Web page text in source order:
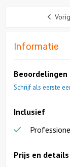
Informatie
Beoordelingen
Schrijf als eerste
Prijs en details
Inclusief